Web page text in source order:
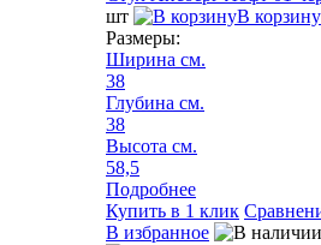
шт
В корзину
Размеры:
Ширина см.
38
Глубина см.
38
Высота см.
58,5
Подробнее
Купить в 1 клик
В избранное